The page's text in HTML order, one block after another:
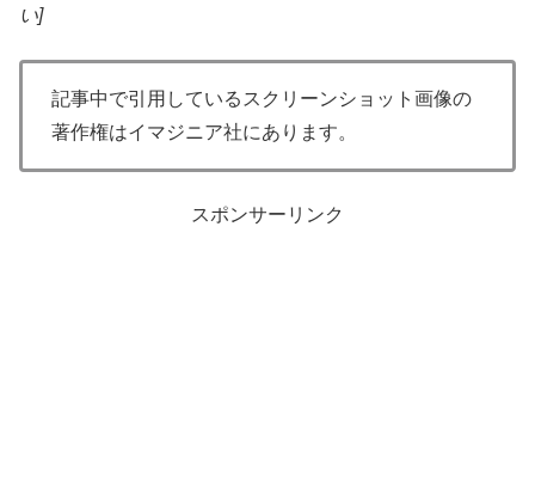
い]
記事中で引用しているスクリーンショット画像の
著作権はイマジニア社にあります。
スポンサーリンク